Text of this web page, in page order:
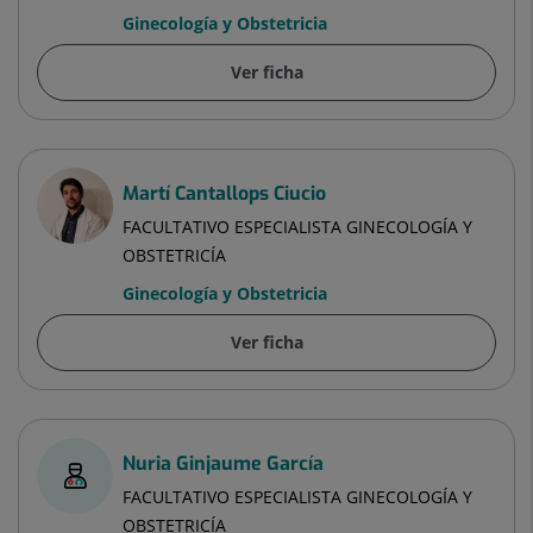
Ginecología y Obstetricia
Ver ficha
Martí Cantallops Ciucio
FACULTATIVO ESPECIALISTA GINECOLOGÍA Y
OBSTETRICÍA
Ginecología y Obstetricia
Ver ficha
Nuria Ginjaume García
FACULTATIVO ESPECIALISTA GINECOLOGÍA Y
OBSTETRICÍA